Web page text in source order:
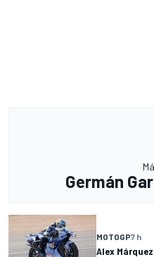
Germán
MOTOGP7 h
Alex